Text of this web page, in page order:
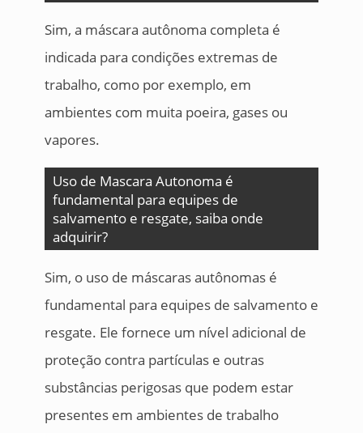
Sim, a máscara autônoma completa é
indicada para condições extremas de
trabalho, como por exemplo, em
ambientes com muita poeira, gases ou
vapores.
Uso de Mascara Autonoma é
fundamental para equipes de
salvamento e resgate, saiba onde
adquirir?
Sim, o uso de máscaras autônomas é
fundamental para equipes de salvamento e
resgate. Ele fornece um nível adicional de
proteção contra partículas e outras
substâncias perigosas que podem estar
presentes em ambientes de trabalho